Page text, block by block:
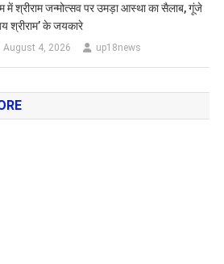
में श्रीराम जन्मोत्सव पर उमड़ा आस्था का सैलाब, गूंजे
श्रीराम’ के जयकारे
August 4, 2026 up18news